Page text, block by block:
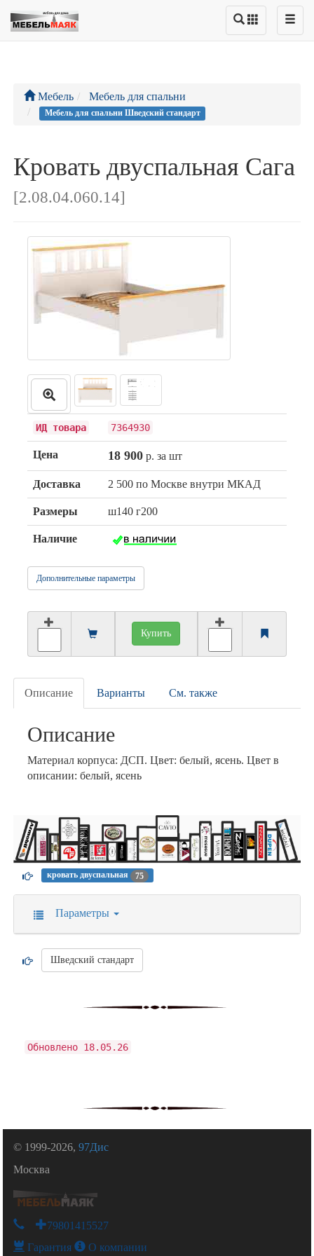
Мебель Мебель для спальни
Мебель для спальни Шведский стандарт
Кровать двуспальная Сага
[2.08.04.060.14]
ИД товара 7364930
Цена 18 900р. за шт
Доставка 2 500 по Москве внутри МКАД
Размеры ш140 г200
Наличие
Дополнительные параметры
Купить
Описание Варианты См. также
Описание
Материал корпуса: ДСП. Цвет: белый, ясень. Цвет в
описании: белый, ясень
кровать двуспальная 75
Параметры
Шведский стандарт
Обновлено 18.05.26
© 1999-2026,97Дис
Москва
+79801415527
Гарантия О компании